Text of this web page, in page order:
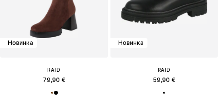
Новинка
RAID
79,90 €
Новинка
RAID
59,90 €